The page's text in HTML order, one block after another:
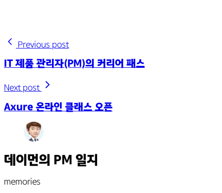
B2C 프로덕트 기획 & B2B 프로덕트 기획
프로젝트 매니저와 프로덕트 매니저의 역할
Product Manager!
잘하는 기획자의 기준은 무엇인가?
Previous post
IT 제품 관리자(PM)의 커리어 패스
Next post
Axure 온라인 클래스 오픈
데이먼의 PM 일지
memories